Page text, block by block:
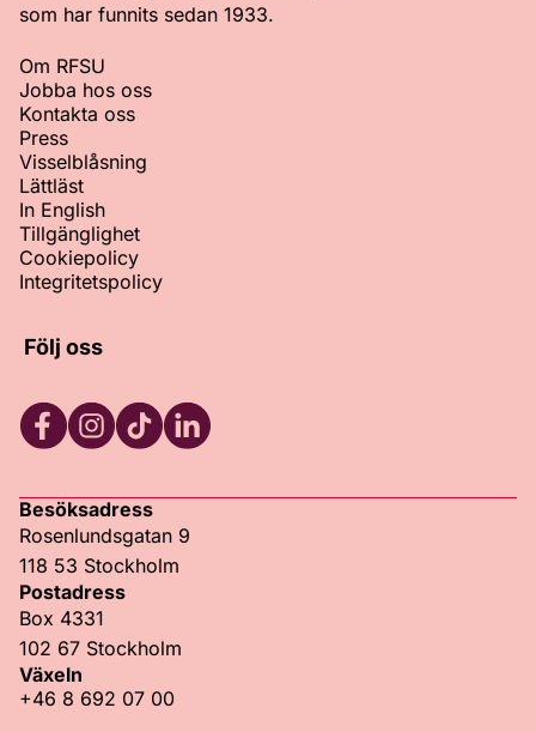
som har funnits sedan 1933.
Om RFSU
Jobba hos oss
Kontakta oss
Press
Visselblåsning
Lättläst
In English
Tillgänglighet
Cookiepolicy
Integritetspolicy
Följ oss
Besöksadress
Rosenlundsgatan 9
118 53 Stockholm
Postadress
Box 4331
102 67 Stockholm
Växeln
+46 8 692 07 00